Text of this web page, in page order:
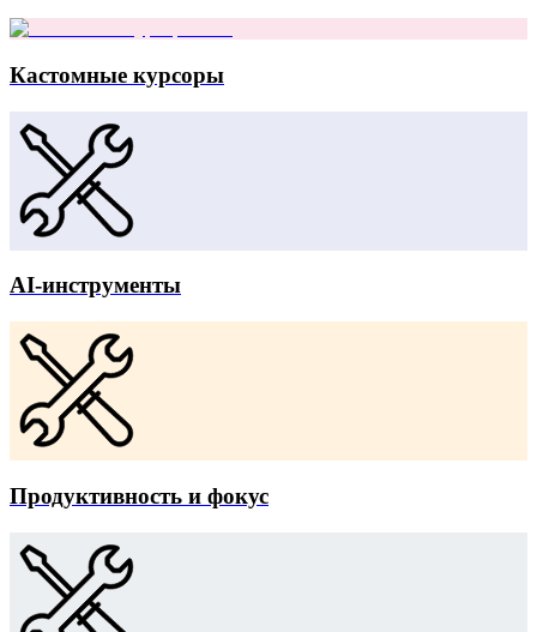
Кастомные курсоры
AI-инструменты
Продуктивность и фокус